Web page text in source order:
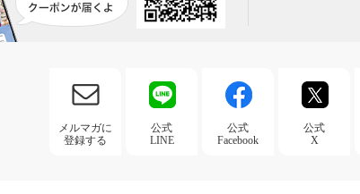
メルマガに
登録する
公式
LINE
公式
Facebook
公式
X